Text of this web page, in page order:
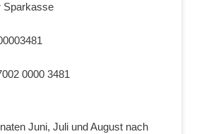
Sparkasse
0000 3481
Juni, Juli und August nach